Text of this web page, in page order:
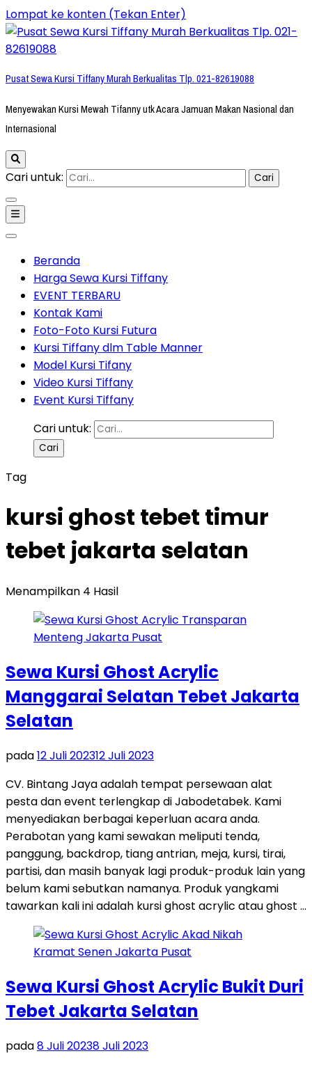
Lompat ke konten (Tekan Enter)
Pusat Sewa Kursi Tiffany Murah Berkualitas Tlp. 021-82619088
Menyewakan Kursi Mewah Tifanny utk Acara Jamuan Makan Nasional dan
Internasional
Cari untuk:
Beranda
Harga Sewa Kursi Tiffany
EVENT TERBARU
Kontak Kami
Foto-Foto Kursi Futura
Kursi Tiffany dlm Table Manner
Model Kursi Tifany
Video Kursi Tiffany
Event Kursi Tiffany
Cari untuk:
Tag
kursi ghost tebet timur
tebet jakarta selatan
Menampilkan 4 Hasil
Sewa Kursi Ghost Acrylic
Manggarai Selatan Tebet Jakarta
Selatan
pada12 Juli 202312 Juli 2023
CV. Bintang Jaya adalah tempat persewaan alat
pesta dan event terlengkap di Jabodetabek. Kami
menyediakan berbagai keperluan acara anda.
Perabotan yang kami sewakan meliputi tenda,
panggung, backdrop, tiang antrian, meja, kursi, tirai,
partisi, dan masih banyak lagi produk-produk lain yang
belum kami sebutkan namanya. Produk yangkami
tawarkan kali ini adalah kursi ghost acrylic atau ghost …
Sewa Kursi Ghost Acrylic Bukit Duri
Tebet Jakarta Selatan
pada8 Juli 20238 Juli 2023